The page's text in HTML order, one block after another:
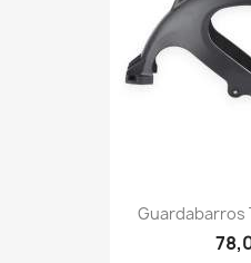
Guardabarros